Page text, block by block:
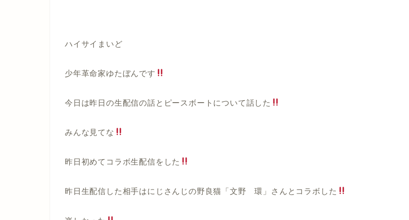
ハイサイまいど
少年革命家ゆたぼんです
今日は昨日の生配信の話とピースボートについて話した
みんな見てな
昨日初めてコラボ生配信をした
昨日生配信した相手はにじさんじの野良猫「文野 環」さんとコラボした